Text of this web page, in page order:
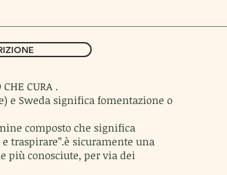
CURA .
e Sweda significa fomentazione o
composto che significa
traspirare”.è sicuramente una
più conosciute, per via dei